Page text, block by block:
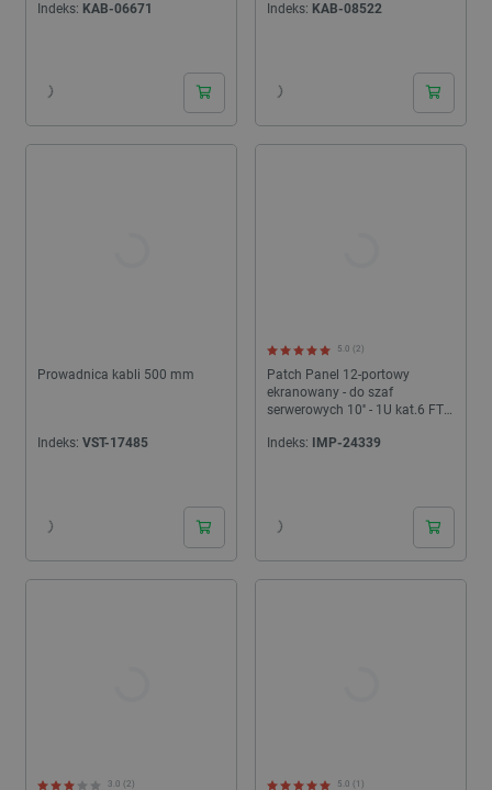
Indeks: KAB-06671 Indeks: KAB-08522
Prowadnica kabli 500 mm
Indeks: VST-17485
Patch Panel 12-portowy
ekranowany - do szaf
serwerowych 10'' - 1U kat.6 FTP
5.0 (2)
Indeks: IMP-24339
3.0 (2) 5.0 (1)